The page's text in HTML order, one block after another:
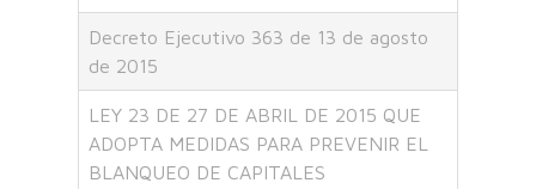
Decreto Ejecutivo 363 de 13 de agosto
de 2015
LEY 23 DE 27 DE ABRIL DE 2015 QUE
ADOPTA MEDIDAS PARA PREVENIR EL
BLANQUEO DE CAPITALES